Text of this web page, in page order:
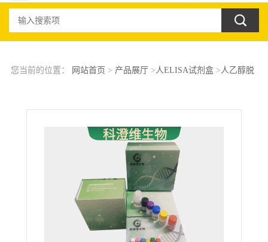
您当前的位置： 网站首页 > 产品展厅> 人ELISA试剂盒> 人乙醇脱